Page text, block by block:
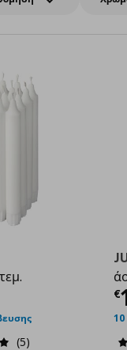
τιμή €
(5)
€